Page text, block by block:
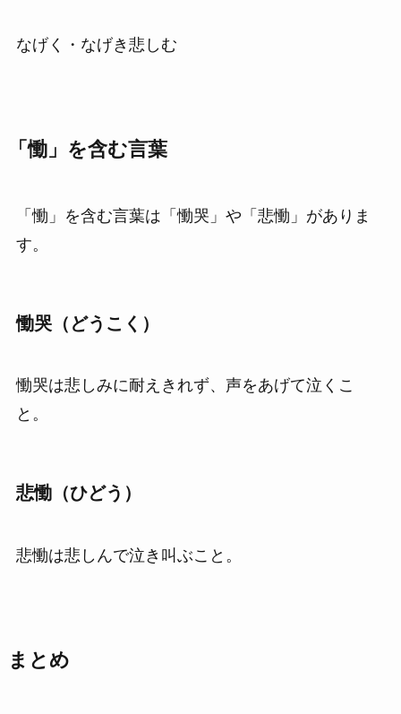
なげく・なげき悲しむ
「慟」を含む言葉
「慟」を含む言葉は「慟哭」や「悲慟」がありま
す。
慟哭（どうこく）
慟哭は悲しみに耐えきれず、声をあげて泣くこ
と。
悲慟（ひどう）
悲慟は悲しんで泣き叫ぶこと。
まとめ